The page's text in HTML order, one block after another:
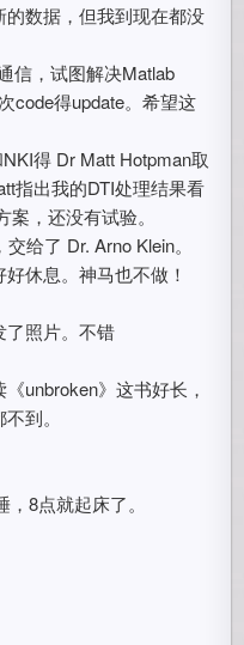
数据，但我到现在都没
信，试图解决Matlab
code得update。希望这
得 Dr Matt Hotpman取
指出我的DTI处理结果看
，还没有试验。
给了 Dr. Arno Klein。
休息。神马也不做！
了照片。不错
unbroken》这书好长，
到。
8点就起床了。